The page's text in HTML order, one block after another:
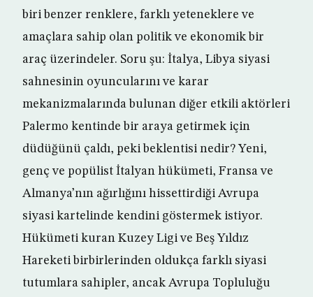
biri benzer renklere, farklı yeteneklere ve
amaçlara sahip olan politik ve ekonomik bir
araç üzerindeler. Soru şu: İtalya, Libya siyasi
sahnesinin oyuncularını ve karar
mekanizmalarında bulunan diğer etkili aktörleri
Palermo kentinde bir araya getirmek için
düdüğünü çaldı, peki beklentisi nedir? Yeni,
genç ve popülist İtalyan hükümeti, Fransa ve
Almanya’nın ağırlığını hissettirdiği Avrupa
siyasi kartelinde kendini göstermek istiyor.
Hükümeti kuran Kuzey Ligi ve Beş Yıldız
Hareketi birbirlerinden oldukça farklı siyasi
tutumlara sahipler, ancak Avrupa Topluluğu